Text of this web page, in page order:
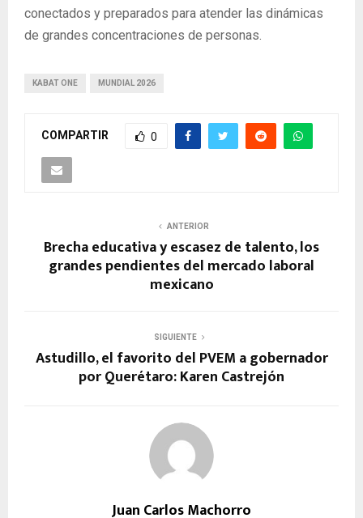
conectados y preparados para atender las dinámicas
de grandes concentraciones de personas.
KABAT ONE MUNDIAL 2026
COMPARTIR 0
ANTERIOR
Brecha educativa y escasez de talento, los
grandes pendientes del mercado laboral
mexicano
SIGUIENTE
Astudillo, el favorito del PVEM a gobernador
por Querétaro: Karen Castrejón
Juan Carlos Machorro